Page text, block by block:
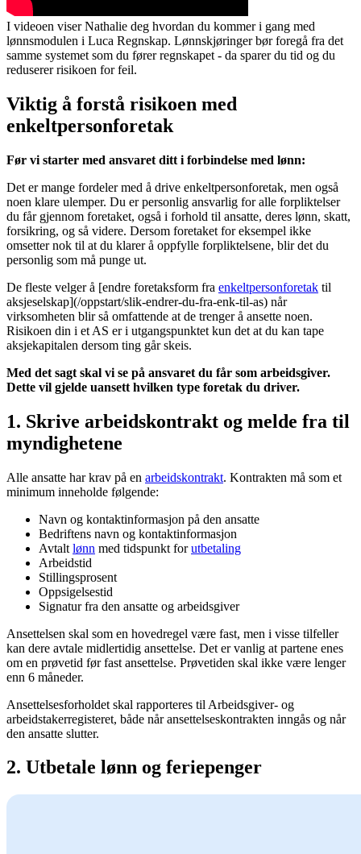
I videoen viser Nathalie deg hvordan du kommer i gang med
lønnsmodulen i Luca Regnskap. Lønnskjøringer bør foregå fra det
samme systemet som du fører regnskapet - da sparer du tid og du
reduserer risikoen for feil.
Viktig å forstå risikoen med
enkeltpersonforetak
Før vi starter med ansvaret ditt i forbindelse med lønn:
Det er mange fordeler med å drive enkeltpersonforetak, men også
noen klare ulemper. Du er personlig ansvarlig for alle forpliktelser
du får gjennom foretaket, også i forhold til ansatte, deres lønn, skatt,
forsikring, og så videre. Dersom foretaket for eksempel ikke
omsetter nok til at du klarer å oppfylle forpliktelsene, blir det du
personlig som må punge ut.
De fleste velger å [endre foretaksform fra enkeltpersonforetak til
aksjeselskap](/oppstart/slik-endrer-du-fra-enk-til-as) når
virksomheten blir så omfattende at de trenger å ansette noen.
Risikoen din i et AS er i utgangspunktet kun det at du kan tape
aksjekapitalen dersom ting går skeis.
Med det sagt skal vi se på ansvaret du får som arbeidsgiver.
Dette vil gjelde uansett hvilken type foretak du driver.
1. Skrive arbeidskontrakt og melde fra til
myndighetene
Alle ansatte har krav på en arbeidskontrakt. Kontrakten må som et
minimum inneholde følgende:
Navn og kontaktinformasjon på den ansatte
Bedriftens navn og kontaktinformasjon
Avtalt lønn med tidspunkt forutbetaling
Arbeidstid
Stillingsprosent
Oppsigelsestid
Signatur fra den ansatte og arbeidsgiver
Ansettelsen skal som en hovedregel være fast, men i visse tilfeller
kan dere avtale midlertidig ansettelse. Det er vanlig at partene enes
om en prøvetid før fast ansettelse. Prøvetiden skal ikke være lenger
enn 6 måneder.
Ansettelsesforholdet skal rapporteres til Arbeidsgiver- og
arbeidstakerregisteret, både når ansettelseskontrakten inngås og når
den ansatte slutter.
2. Utbetale lønn og feriepenger